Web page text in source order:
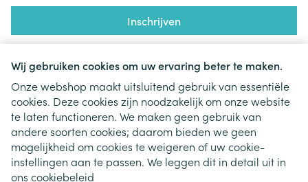
Wij gebruiken cookies om uw ervaring beter te maken.
Onze webshop maakt uitsluitend gebruik van essentiële
cookies. Deze cookies zijn noodzakelijk om onze website
te laten functioneren. We maken geen gebruik van
andere soorten cookies; daarom bieden we geen
mogelijkheid om cookies te weigeren of uw cookie-
instellingen aan te passen. We leggen dit in detail uit in
ons cookiebeleid
Inschrijven
nieuwsbrief en gaat u akkoord met onzeprivacy policy.
Juridische links